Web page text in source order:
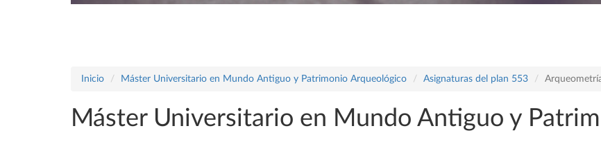
Inicio Máster Universitario en Mundo Antiguo y Patrimonio Arqueológico Asignaturas del plan 553
Máster Universitario en Mundo Antiguo y